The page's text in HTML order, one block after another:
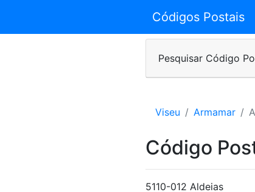
Códigos Postais
Pesquisar Código
Viseu Armamar
Código
5110-012 Aldeias